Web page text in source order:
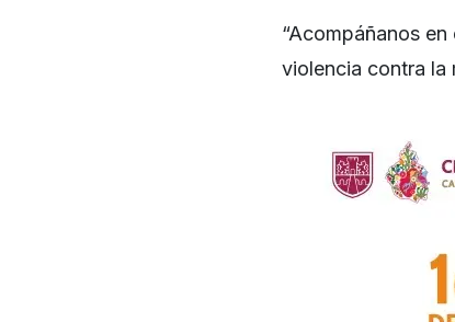
“Acompáñanos
violencia contra la